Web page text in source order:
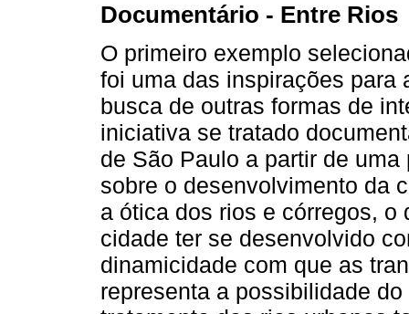
Documentário - Entre Rios
O primeiro exemplo
foi uma das inspirações para
busca de outras formas de
iniciativa se tratado
de São Paulo a partir de
sobre o desenvolvimento da
a ótica dos rios e córregos,
cidade ter se desenvolvido
dinamicidade com que as
representa a possibilidade